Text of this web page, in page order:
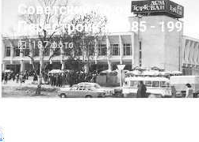
Советский Союз.
Перестройка: 1985 - 1991 гг
187фото